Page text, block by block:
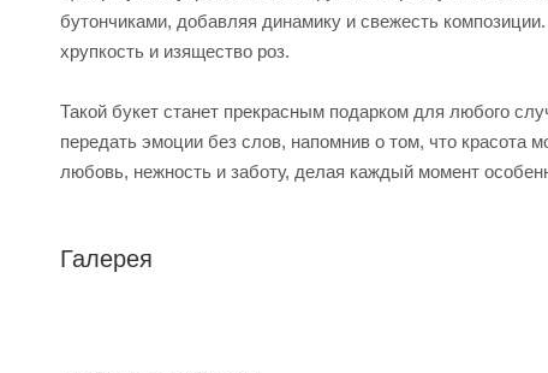
бутончиками, добавляя динамику и свежесть
хрупкость и изящество роз.
Такой букет станет прекрасным подарком для любого
передать эмоции без слов, напомнив о том, что красота
любовь, нежность и заботу, делая каждый момент
Галерея